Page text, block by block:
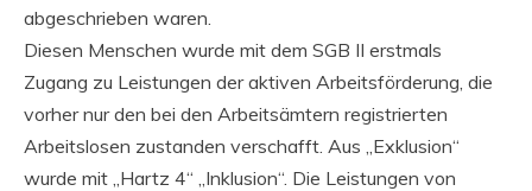
abgeschrieben waren.
Diesen Menschen wurde mit dem SGB II erstmals
Zugang zu Leistungen der aktiven Arbeitsförderung, die
vorher nur den bei den Arbeitsämtern registrierten
Arbeitslosen zustanden verschafft. Aus „Exklusion“
wurde mit „Hartz 4“ „Inklusion“. Die Leistungen von